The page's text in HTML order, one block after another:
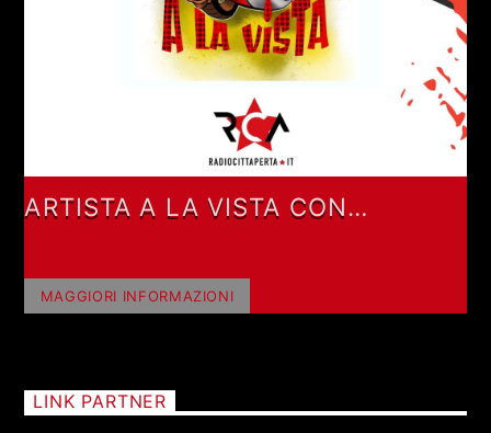
ARTISTA A LA VISTA CON
MAGGIORI INFORMAZIONI
LINK PARTNER